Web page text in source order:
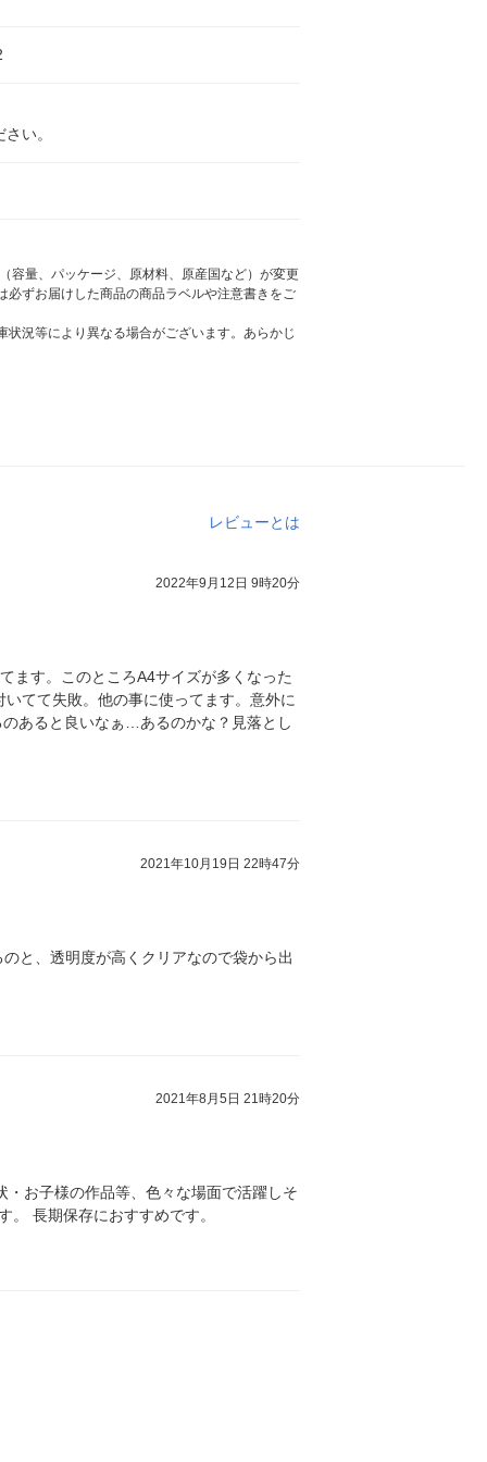
い。
容量、パッケージ、原材料、原産国など）が変更
ずお届けした商品の商品ラベルや注意書きをご
況等により異なる場合がございます。あらかじ
レビューとは
2022年9月12日 9時20分
ます。このところA4サイズが多くなった
てて失敗。他の事に使ってます。意外に
あると良いなぁ…あるのかな？見落とし
2021年10月19日 22時47分
と、透明度が高くクリアなので袋から出
2021年8月5日 21時20分
お子様の作品等、色々な場面で活躍しそ
長期保存におすすめです。